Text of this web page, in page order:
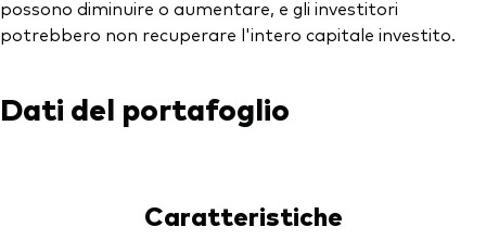
possono diminuire o aumentare, e gli investitori
potrebbero non recuperare l'intero capitale investito.
Dati del portafoglio
Caratteristiche